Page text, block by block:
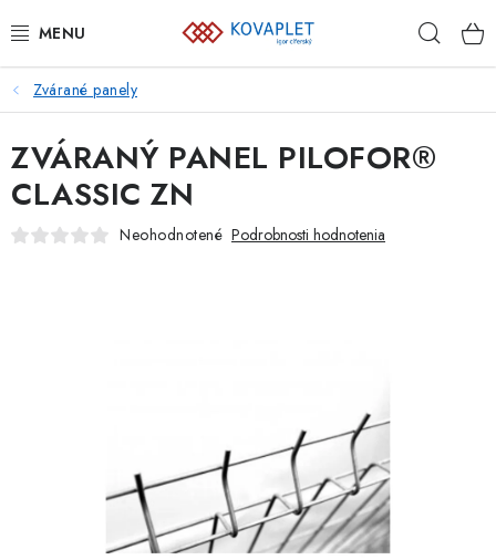
na
PLETIVÁ
BRÁNY A BRÁNKY
GABIÓNY
TIENIACE PRVKY
VIAZACIE DRÔTY
Zvárané panely
ZVÁRANÝ PANEL PILOFOR®
CLASSIC ZN
Neohodnotené Podrobnosti hodnotenia